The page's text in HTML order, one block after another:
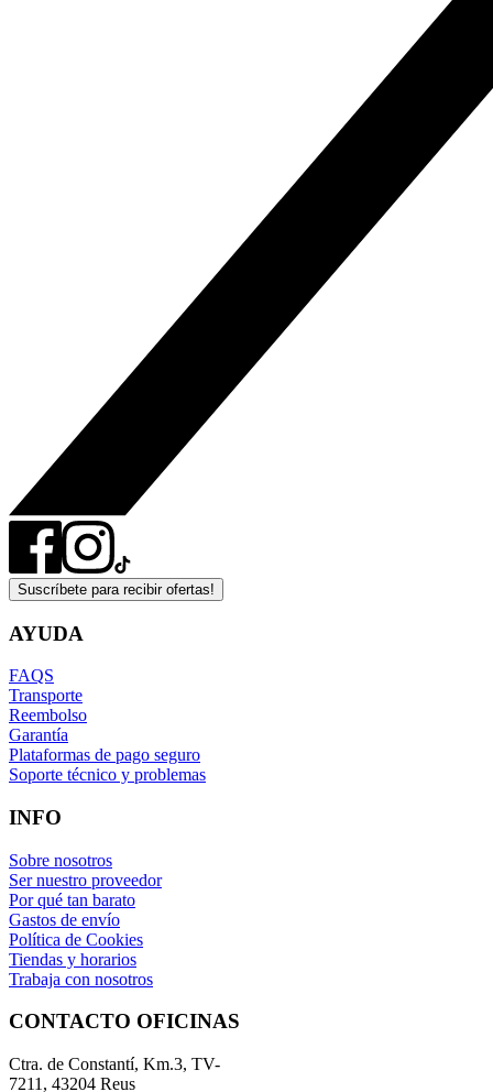
Suscríbete para recibir ofertas!
AYUDA
FAQS
Transporte
Reembolso
Garantía
Plataformas de pago seguro
Soporte técnico y problemas
INFO
Sobre nosotros
Ser nuestro proveedor
Por qué tan barato
Gastos de envío
Política de Cookies
Tiendas y horarios
Trabaja con nosotros
CONTACTO OFICINAS
Ctra. de Constantí, Km.3, TV-
7211, 43204 Reus